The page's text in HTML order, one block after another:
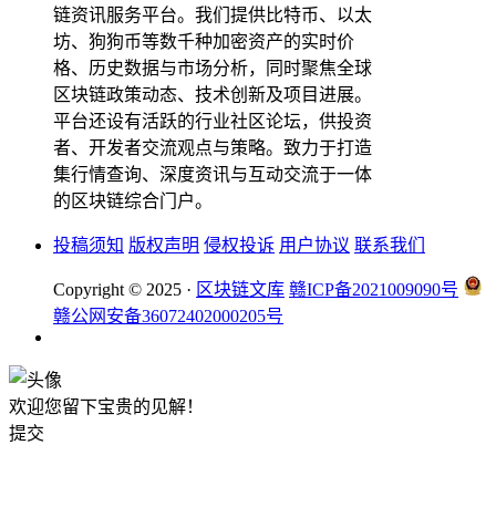
链资讯服务平台。我们提供比特币、以太
坊、狗狗币等数千种加密资产的实时价
格、历史数据与市场分析，同时聚焦全球
区块链政策动态、技术创新及项目进展。
平台还设有活跃的行业社区论坛，供投资
者、开发者交流观点与策略。致力于打造
集行情查询、深度资讯与互动交流于一体
的区块链综合门户。
投稿须知 版权声明 侵权投诉 用户协议 联系我们
Copyright © 2025 · 区块链文库 赣ICP备2021009090号
赣公网安备36072402000205号
欢迎您留下宝贵的见解！
提交